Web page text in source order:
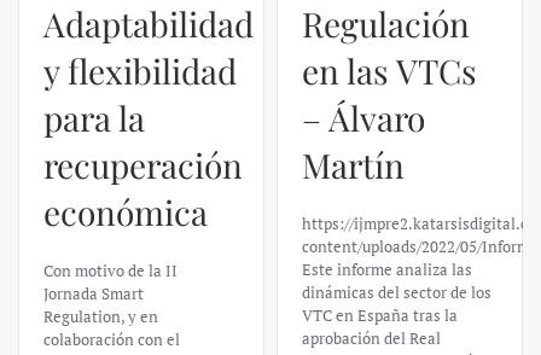
Adaptabilidad
y flexibilidad
para la
recuperación
económica
Con motivo de la II
Jornada Smart
Regulation, y en
colaboración con el
Regulación
en las VTCs
– Álvaro
Martín
https://
content/uploads/2022/05/
Este informe analiza las
dinámicas del sector de los
VTC en España tras la
aprobación del Real